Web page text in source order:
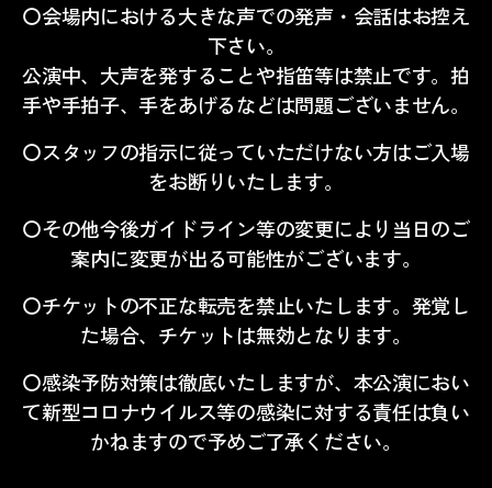
〇会場内における大きな声での発声・会話はお控え
下さい。
公演中、大声を発することや指笛等は禁止です。拍
手や手拍子、手をあげるなどは問題ございません。
〇スタッフの指示に従っていただけない方はご入場
をお断りいたします。
〇その他今後ガイドライン等の変更により当日のご
案内に変更が出る可能性がございます。
〇チケットの不正な転売を禁止いたします。発覚し
た場合、チケットは無効となります。
〇感染予防対策は徹底いたしますが、本公演におい
て新型コロナウイルス等の感染に対する責任は負い
かねますので予めご了承ください。